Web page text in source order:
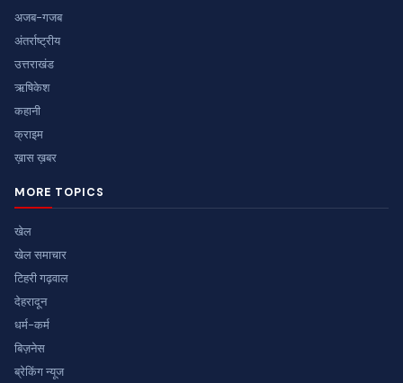
अजब-गजब
अंतर्राष्ट्रीय
उत्तराखंड
ऋषिकेश
कहानी
क्राइम
ख़ास ख़बर
MORE TOPICS
खेल
खेल समाचार
टिहरी गढ़वाल
देहरादून
धर्म-कर्म
बिज़नेस
ब्रेकिंग न्यूज